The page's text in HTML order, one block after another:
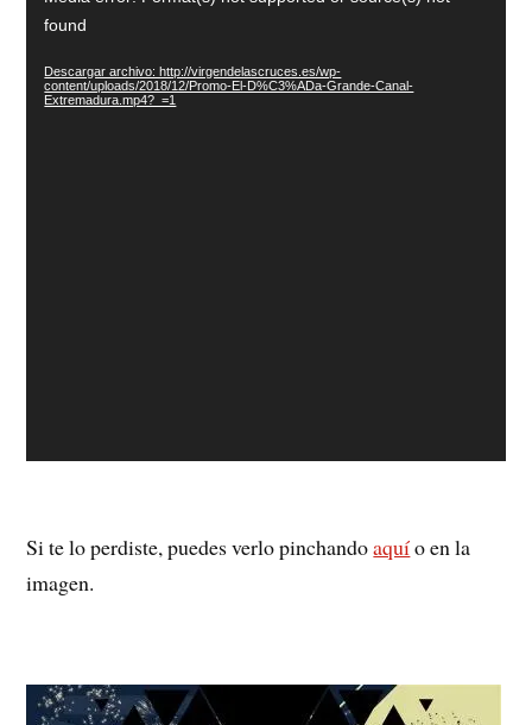
defound
Descargar archivo: http://virgendelascruces.es/wp-
content/uploads/2018/12/Promo-El-D%C3%ADa-Grande-Canal-
Extremadura.mp4?_=1
Si te lo perdiste, puedes verlo pinchandoaquío en la
imagen.